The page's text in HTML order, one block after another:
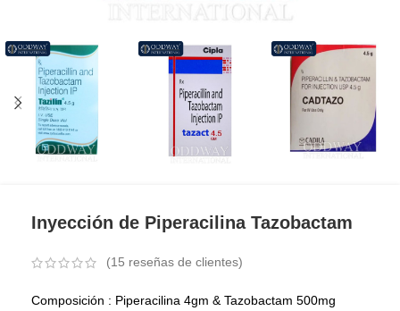
Inyección de Piperacilina Tazobactam
(15 reseñas de clientes)
Composición : Piperacilina 4gm & Tazobactam 500mg